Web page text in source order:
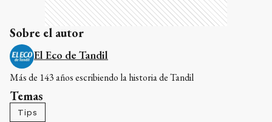
Sobre el autor
El Eco de Tandil
Más de 143 años escribiendo la historia de Tandil
Temas
Tips